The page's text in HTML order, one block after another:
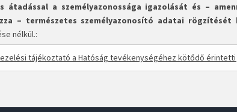
átadással a személyazonossága igazolását és –
– természetes személyazonosító adatai rögzítését
nélkül.:
tájékoztató a Hatóság tevékenységéhez kötődő